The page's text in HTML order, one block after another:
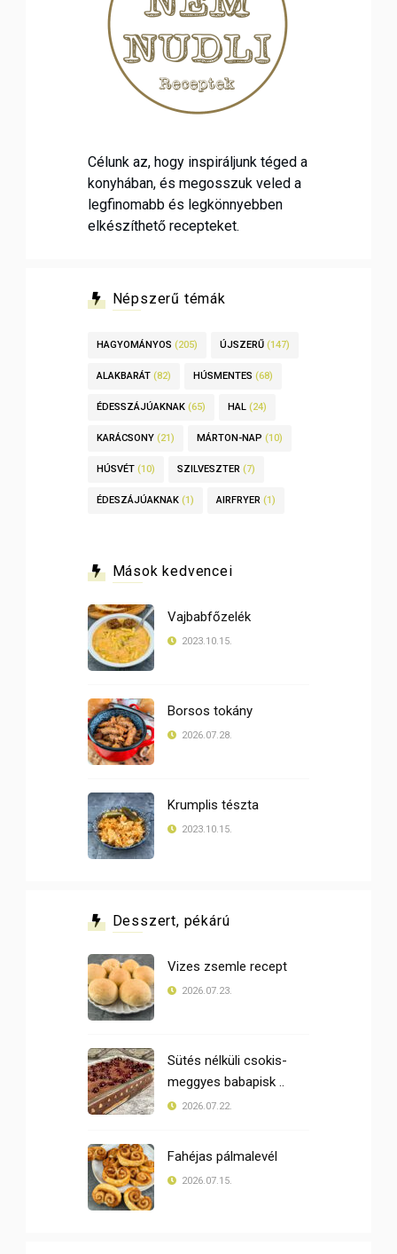
Célunk az, hogy inspiráljunk téged a
konyhában, és megosszuk veled a
legfinomabb és legkönnyebben
elkészíthető recepteket.
Népszerű témák
HAGYOMÁNYOS (205) ÚJSZERŰ (147)
ALAKBARÁT (82) HÚSMENTES (68)
ÉDESSZÁJÚAKNAK (65) HAL (24)
KARÁCSONY (21) MÁRTON-NAP (10)
HÚSVÉT (10) SZILVESZTER (7)
ÉDESZÁJÚAKNAK (1) AIRFRYER (1)
Mások kedvencei
Vajbabfőzelék
2023.10.15.
Borsos tokány
2026.07.28.
Krumplis tészta
2023.10.15.
Desszert, pékárú
Vizes zsemle recept
2026.07.23.
Sütés nélküli csokis-
meggyes babapisk ..
2026.07.22.
Fahéjas pálmalevél
2026.07.15.